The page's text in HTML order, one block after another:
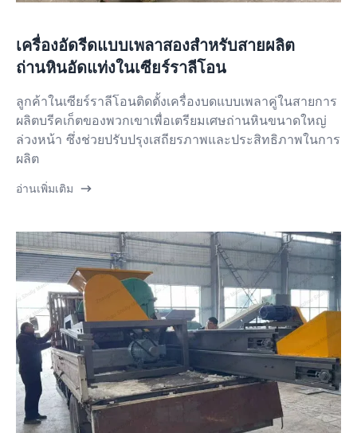
เครื่องอัดรีดแบบเพลาสองสำหรับสายผลิต
ถ่านหินอัดแท่งในเซียร์ราลีโอน
ลูกค้าในเซียร์ราลีโอนติดตั้งเครื่องบดแบบเพลาคู่ในสายการ
ผลิตบรีคเก็ตของพวกเขาเพื่อเตรียมเศษถ่านหินขนาดใหญ่
ล่วงหน้า ซึ่งช่วยปรับปรุงเสถียรภาพและประสิทธิภาพในการ
ผลิต
อ่านเพิ่มเติม